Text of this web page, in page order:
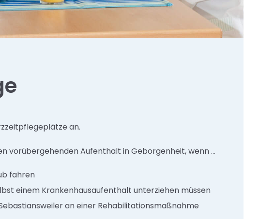
an.
vorübergehenden Aufenthalt in Geborgenheit, wenn ...
fahren
einem Krankenhausaufenthalt unterziehen müssen
an einer Rehabilitationsmaßnahme